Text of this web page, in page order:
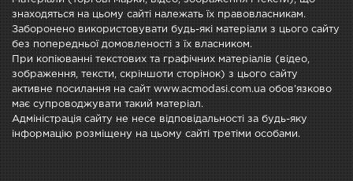
знаходяться на цьому сайті належать їх правовласникам.
Заборонено використовувати будь-які матеріали з цього сайту
без попередньої домовленості з їх власником.
При копіюванні текстових та графічних матеріалів (відео,
зображення, тексти, скріншоти сторінок) з цього сайту
активне посилання на сайт www.acmodasi.com.ua обов'язково
має супроводжувати такий матеріал.
Адміністрація сайту не несе відповідальності за будь-яку
інформацію розміщену на цьому сайті третіми особами.